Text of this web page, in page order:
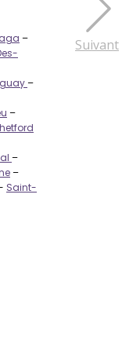
Suivant
–
–
–
–
–
Saint-